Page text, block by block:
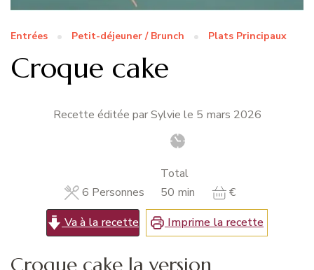
Entrées Petit-déjeuner / Brunch Plats Principaux
Croque cake
Recette éditée par Sylvie le 5 mars 2026
6 Personnes
Total
50 minutes
min
€
Va à la recette
Imprime la recette
Croque cake la version